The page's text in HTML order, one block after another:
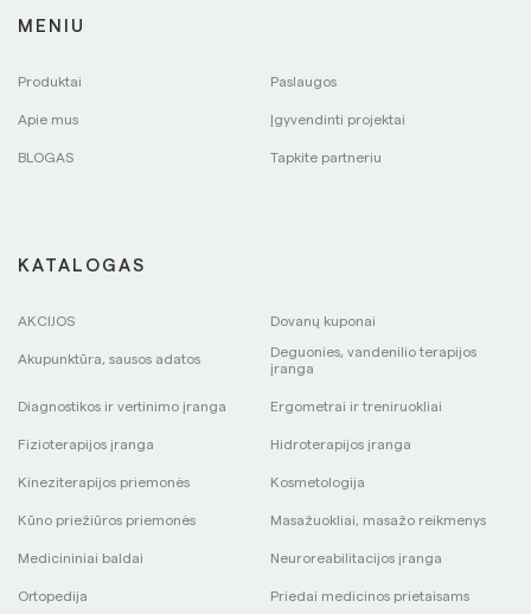
MENIU
Produktai Paslaugos
Apie mus Įgyvendinti projektai
BLOGAS Tapkite partneriu
KATALOGAS
AKCIJOS Dovanų kuponai
Akupunktūra, sausos adatos
Deguonies, vandenilio terapijos
įranga
Diagnostikos ir vertinimo įranga Ergometrai ir treniruokliai
Fizioterapijos įranga Hidroterapijos įranga
Kineziterapijos priemonės Kosmetologija
Kūno priežiūros priemonės Masažuokliai, masažo reikmenys
Medicininiai baldai Neuroreabilitacijos įranga
Ortopedija Priedai medicinos prietaisams